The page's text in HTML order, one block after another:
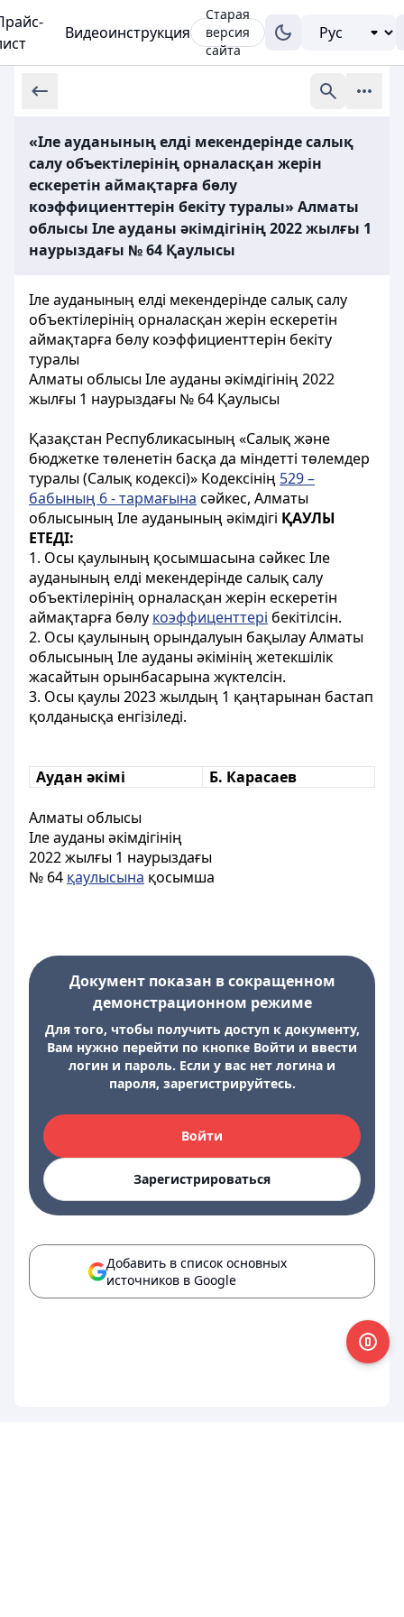
Видеоинструкция
Старая
версия
сайта
«Іле ауданының елді мекендерінде салық
салу объектілерінің орналасқан жерін
ескеретін аймақтарға бөлу
коэффициенттерін бекіту туралы» Алматы
облысы Іле ауданы әкімдігінің 2022 жылғы 1
наурыздағы № 64 Қаулысы
Іле ауданының елді мекендерінде салық салу
объектілерінің орналасқан жерін ескеретін
аймақтарға бөлу коэффициенттерін бекіту
туралы
Алматы облысы Іле ауданы әкімдігінің 2022
жылғы 1 наурыздағы № 64 Қаулысы
Қазақстан Республикасының «Салық және
бюджетке төленетін басқа да міндетті төлемдер
туралы (Салық кодексі)» Кодексінің 529 –
бабының 6 - тармағына сәйкес, Алматы
облысының Іле ауданының әкімдігі ҚАУЛЫ
ЕТЕДІ:
1. Осы қаулының қосымшасына сәйкес Іле
ауданының елді мекендерінде салық салу
объектілерінің орналасқан жерін ескеретін
аймақтарға бөлу коэффиценттері бекітілсін.
2. Осы қаулының орындалуын бақылау Алматы
облысының Іле ауданы әкімінің жетекшілік
жасайтын орынбасарына жүктелсін.
3. Осы қаулы 2023 жылдың 1 қаңтарынан бастап
қолданысқа енгізіледі.
Аудан әкімі Б. Карасаев
Алматы облысы
Іле ауданы әкімдігінің
2022 жылғы 1 наурыздағы
№ 64 қаулысына қосымша
Документ показан в сокращенном
демонстрационном режиме
Для того, чтобы получить доступ к документу,
Вам нужно перейти по кнопке Войти и ввести
логин и пароль. Если у вас нет логина и
пароля, зарегистрируйтесь.
Войти
Зарегистрироваться
Добавить в список основных
источников в Google